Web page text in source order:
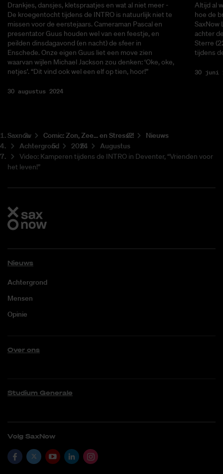
Drankjes, dansjes, kletspraatjes en wat al niet meer -
De kroegentocht tijdens de INTRO is natuurlijk niet te
missen voor de eerstejaars. Cameraman Pascal en
presentator Guus houden wel van een feestje, en
peilden dinsdagavond (en nacht) de sfeer in
Enschede. Onze eigen Guus liet een move zien
waarvan wijlen Michael Jackson zou denken: ‘Oke, oke,
netjes’. “Dit vind ook wel een elf op tien, hoor!”
30 augustus 2024
Altijd al
hoe de
SaxNow
achter
Sterre
tijdens
30 juni
Saxnow Co­mic: Zon, Zee... en Stress?!
Nieuws
Achtergrond
2024
Augustus
Video: Kamperen tijdens de INTRO in Deventer, “Vrienden voor
het leven!”
Nieuws
Achtergrond
Mensen
Opinie
Over ons
Studium Generale
Volg SaxNow